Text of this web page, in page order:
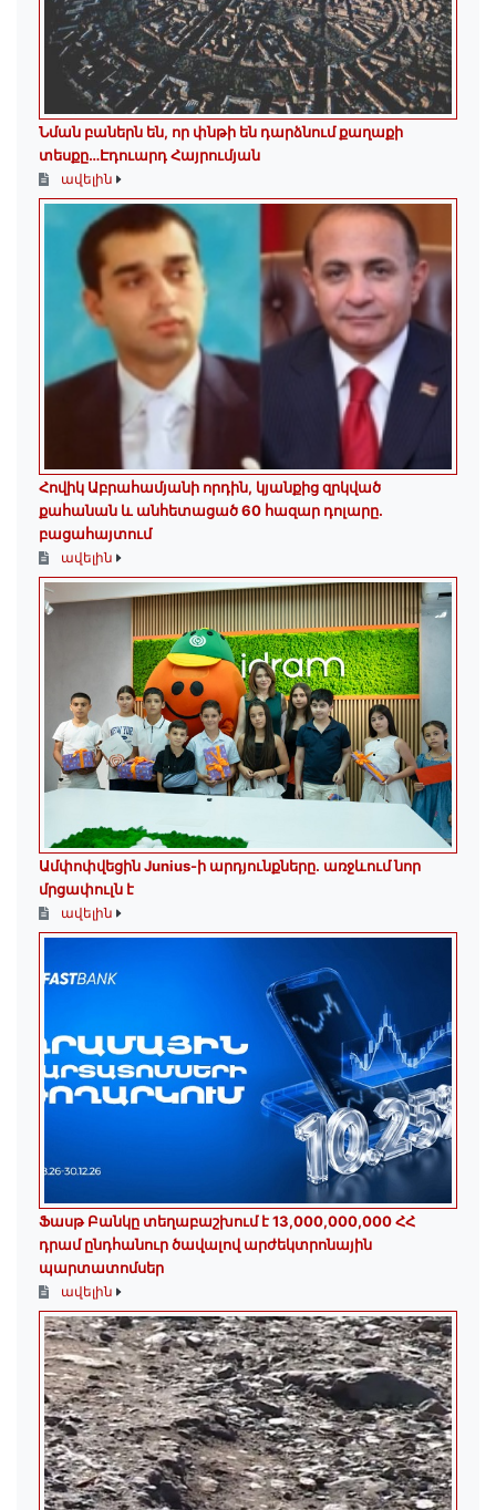
Նման բաներն են, որ փնթի են դարձնում քաղաքի
տեսքը…Էդուարդ Հայրումյան
ավելին
Հովիկ Աբրահամյանի որդին, կյանքից զրկված
քահանան և անհետացած 60 հազար դոլարը․
բացահայտում
ավելին
Ամփոփվեցին Junius-ի արդյունքները․ առջևում նոր
մրցափուլն է
ավելին
Ֆասթ Բանկը տեղաբաշխում է 13,000,000,000 ՀՀ
դրամ ընդհանուր ծավալով արժեկտրոնային
պարտատոմսեր
ավելին